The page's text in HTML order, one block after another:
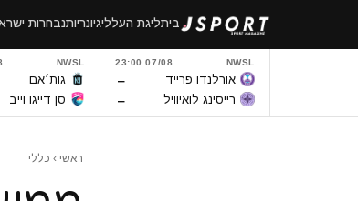
ביתליגת העלליגיונריותנבחרות
NWSL
07/08 23:00
אורלנדו פרייד –
רייסינג לואיוויל –
NWSL
גות׳אם
סן דייגו וייב
ראשי › כללי